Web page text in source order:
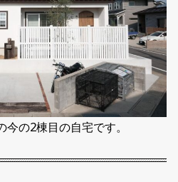
の2棟目の自宅です。